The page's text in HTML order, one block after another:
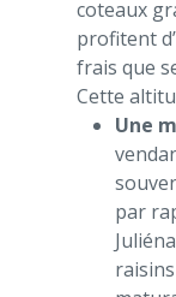
coteaux
profitent
frais que
Cette
Une
par